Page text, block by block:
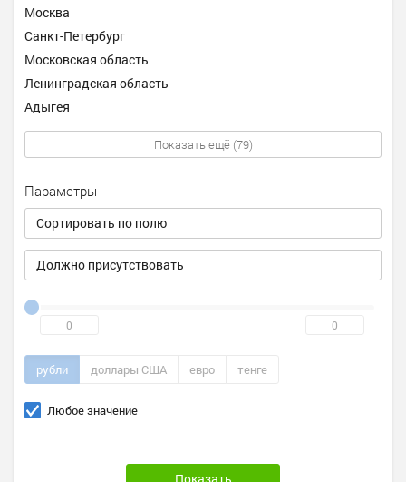
Москва
Санкт-Петербург
Московская область
Ленинградская область
Адыгея
Показать ещё (79)
Параметры
Сортировать по полю
Должно присутствовать
рубли доллары США евро тенге
Любое значение